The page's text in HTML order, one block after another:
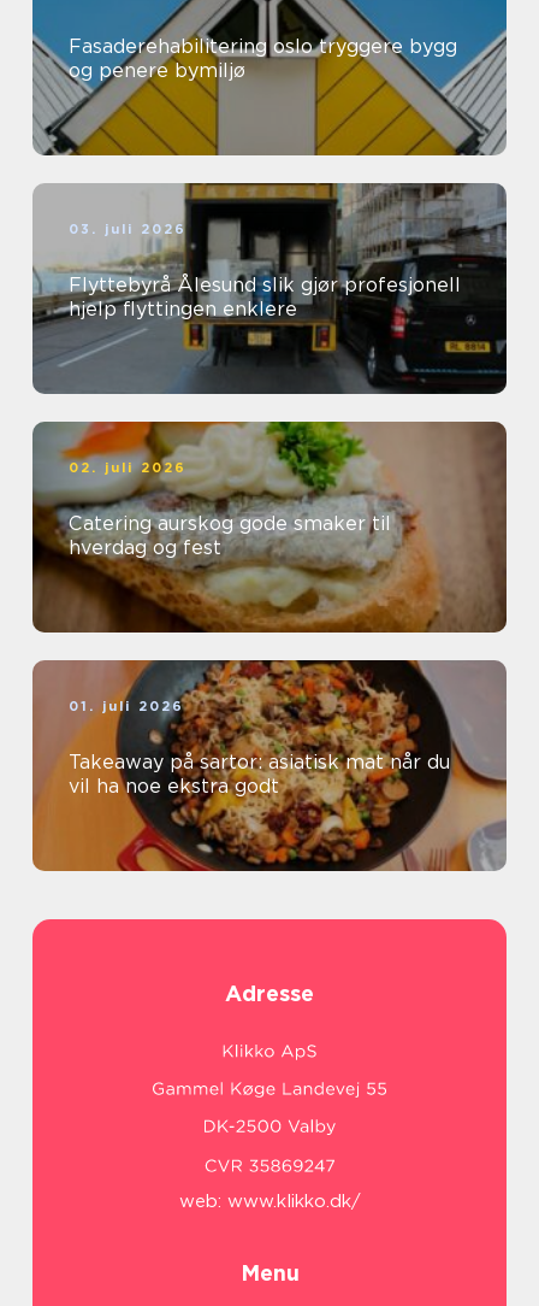
Fasaderehabilitering oslo tryggere bygg
og penere bymiljø
03. juli 2026
Flyttebyrå Ålesund slik gjør profesjonell
hjelp flyttingen enklere
02. juli 2026
Catering aurskog gode smaker til
hverdag og fest
01. juli 2026
Takeaway på sartor: asiatisk mat når du
vil ha noe ekstra godt
Adresse
web: www.klikko.dk/
Menu